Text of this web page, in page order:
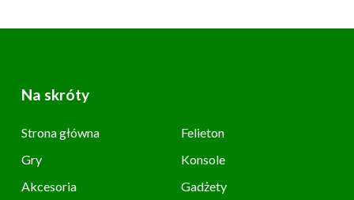
Na skróty
Strona główna
Felieton
Gry
Konsole
Akcesoria
Gadżety